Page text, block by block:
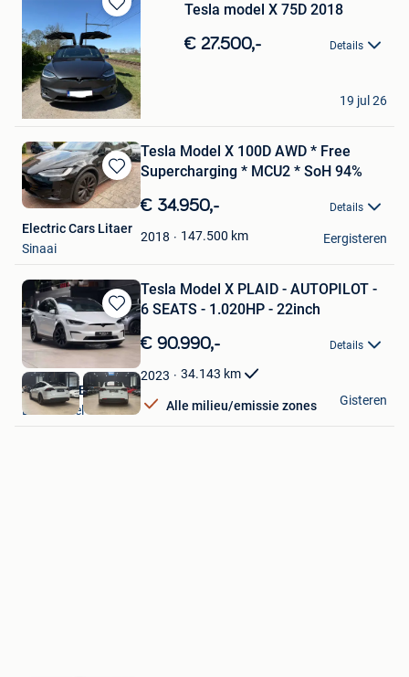
Bewaren
in
Mijn
Favorieten
Tesla model X 75D 2018
€ 27.500,- Details
caki
Balen
19 jul 26
Bewaren
in
Favorieten
Tesla Model X 100D AWD * Free
Supercharging * MCU2 * SoH 94%
€ 34.950,- Details
2018 147.500 km
Electric Cars Litaer
Sinaai
Eergisteren
Bewaren
in
Mijn
Favorieten
Tesla Model X PLAID - AUTOPILOT -
6 SEATS - 1.020HP - 22inch
€ 90.990,- Details
2023 34.143 km
Alle milieu/emissie zones
Nikola CVBA
Londerzeel
Gisteren